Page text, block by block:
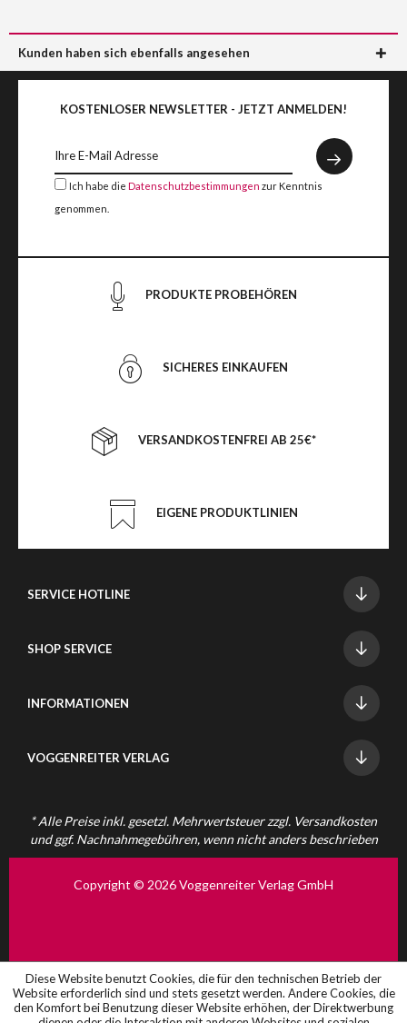
Kunden haben sich ebenfalls angesehen
KOSTENLOSER NEWSLETTER - JETZT ANMELDEN!
Ich habe die Datenschutzbestimmungen zur Kenntnis
genommen.
PRODUKTE PROBEHÖREN
SICHERES EINKAUFEN
VERSANDKOSTENFREI AB 25€*
EIGENE PRODUKTLINIEN
SERVICE HOTLINE
SHOP SERVICE
INFORMATIONEN
VOGGENREITER VERLAG
* Alle Preise inkl. gesetzl. Mehrwertsteuer zzgl. Versandkosten
und ggf. Nachnahmegebühren, wenn nicht anders beschrieben
Copyright © 2026 Voggenreiter Verlag GmbH
Diese Website benutzt Cookies, die für den technischen Betrieb der
Website erforderlich sind und stets gesetzt werden. Andere Cookies, die
den Komfort bei Benutzung dieser Website erhöhen, der Direktwerbung